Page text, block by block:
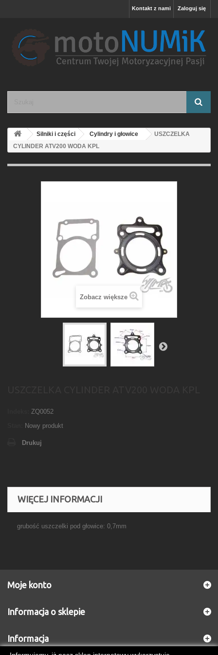
Zaloguj się
Kontakt z nami
Silniki i części Cylindry i głowice
USZCZELKA
CYLINDER ATV200 WODA KPL
Zobacz większe
ZQ0052
Nowy produkt
Drukuj
WIĘCEJ INFORMACJI
grubość uszczelki pod głowice: 0,7mm
Moje konto
Informacja o sklepie
Informacja